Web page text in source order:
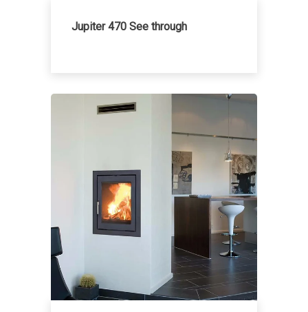
Jupiter 470 See through